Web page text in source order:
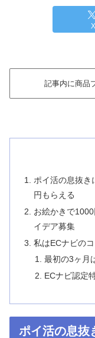
X
記事内に商品
ポイ活の息抜き
円もらえる
お絵かきで
イデア募集
私はECナビの
最初の3ヶ月
ECナビ認定
ポイ活の息抜